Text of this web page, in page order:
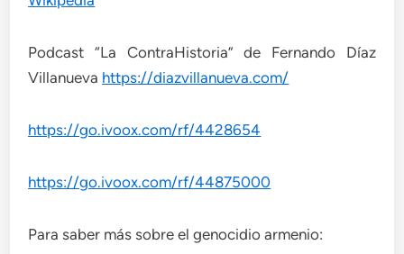
Podcast “La ContraHistoria” de Fernando Díaz
Villanueva https://diazvillanueva.com/
https://go.ivoox.com/rf/4428654
https://go.ivoox.com/rf/44875000
Para saber más sobre el genocidio armenio: